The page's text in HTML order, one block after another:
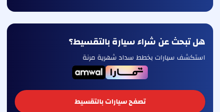
هل تبحث عن شراء سيارة بالتقسيط؟
استكشف سيارات بخطط سداد شهرية مرنة
تصفح سيارات بالتقسيط